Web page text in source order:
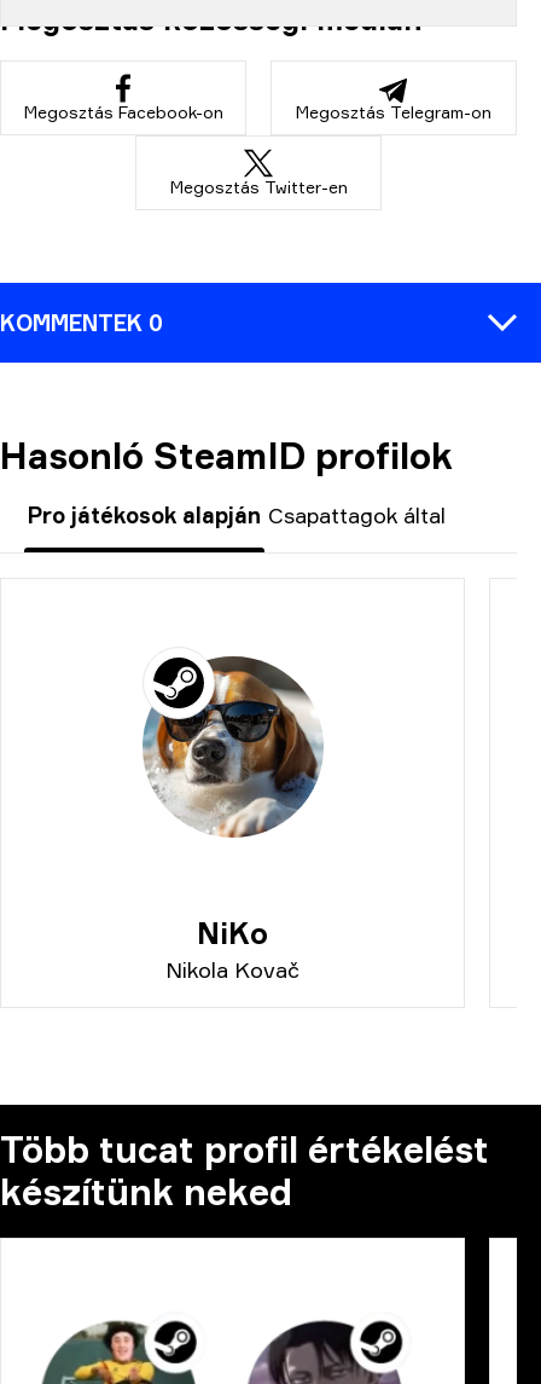
Megosztás közösségi médián
Megosztás Facebook-on Megosztás Telegram-on
Megosztás Twitter-en
KOMMENTEK 0
MEGJEGYZÉS:
Hasonló SteamID profilok
Pro játékosok alapján Csapattagok által
NiKo
Nikola Kovač
Több tucat profil értékelést
készítünk neked